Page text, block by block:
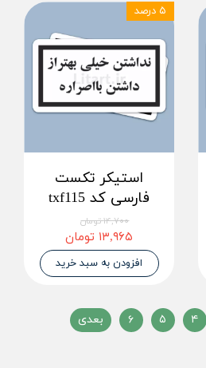
استیکر تکست
فارسی کد txf115
۱۴,۷۰۰ تومان
۱۳,۹۶۵ تومان
افزودن به سبد خرید
۵ درصد
۴ ۵ ۶ بعدی